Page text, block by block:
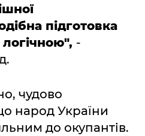
підготовка
-
чудово
народ України
до окупантів.